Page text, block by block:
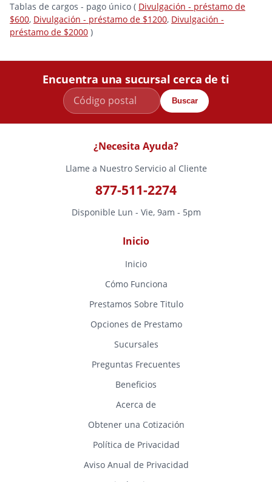
Tablas de cargos - pago único ( Divulgación - préstamo de
$600, Divulgación - préstamo de $1200, Divulgación -
préstamo de $2000 )
Encuentra una sucursal cerca de ti
Buscar
¿Necesita Ayuda?
Llame a Nuestro Servicio al Cliente
877-511-2274
Disponible Lun - Vie, 9am - 5pm
Inicio
Inicio
Cómo Funciona
Prestamos Sobre Titulo
Opciones de Prestamo
Sucursales
Preguntas Frecuentes
Beneficios
Acerca de
Obtener una Cotización
Política de Privacidad
Aviso Anual de Privacidad